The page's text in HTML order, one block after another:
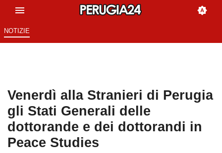
NOTIZIE
Venerdì alla Stranieri di Perugia
gli Stati Generali delle
dottorande e dei dottorandi in
Peace Studies